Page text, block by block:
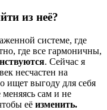
из неё?
системе, где
где все гармоничны,
. Сейчас я
несчастен на
ищет выгоду для себя
сам и не
её изменить.